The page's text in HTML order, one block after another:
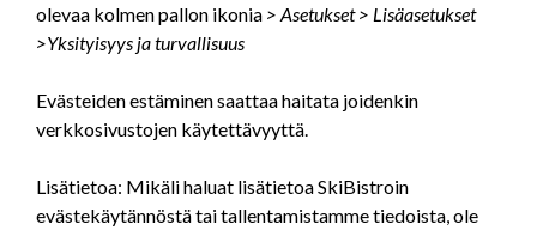
olevaa kolmen pallon ikonia > Asetukset > Lisäasetukset
>Yksityisyys ja turvallisuus
Evästeiden estäminen saattaa haitata joidenkin
verkkosivustojen käytettävyyttä.
Lisätietoa: Mikäli haluat lisätietoa SkiBistroin
evästekäytännöstä tai tallentamistamme tiedoista, ole